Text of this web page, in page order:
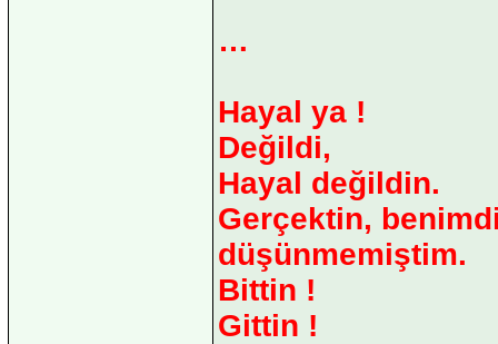
…
Hayal ya !
Değildi,
Hayal değildin.
Gerçektin,
düşünmemiştim.
Bittin !
Gittin !